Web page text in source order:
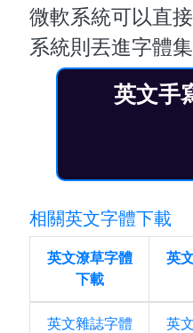
微軟系統可以直
系統則丟進字體
英文手
相關英文字體下載
英文潦草字體
下載
英
英文雜誌字體
英